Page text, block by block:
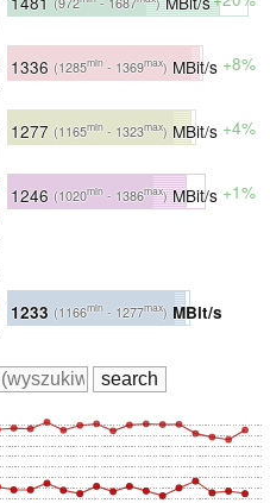
1336 (1285min - 1369max) MBit/s +8%
1277 (1165min - 1323max) MBit/s +4%
1246 (1020min - 1386max)MBit/s +1%
1233 (1166min - 1277max) MBit/s